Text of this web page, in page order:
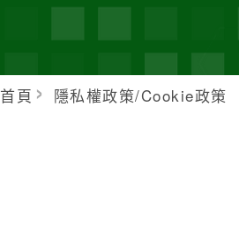
首頁 隱私權政策/Cookie政策